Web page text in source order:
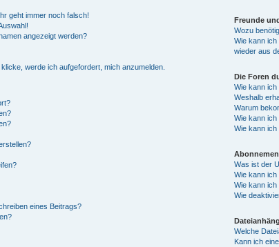
geht immer noch falsch!
angezeigt werden?
werde ich aufgefordert, mich anzumelden.
eines Beitrags?
Freunde
Wozu
Wie kann
wieder aus
Die Foren
Wie kann
Weshalb
Warum
Wie kann
Wie kann ich
Was ist der
Wie kann
Wie kann
Wie
Welche
Kann ich